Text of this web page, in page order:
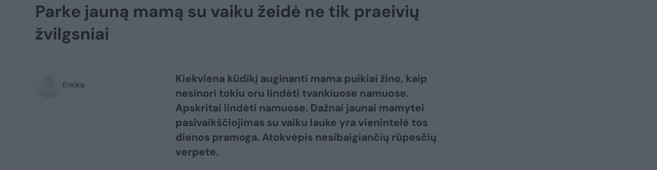
Parke jauną mamą su vaiku žeidė ne tik praeivių
žvilgsniai
Enrika
Kiekviena kūdikį auginanti mama puikiai žino, kaip
nesinori tokiu oru lindėti tvankiuose namuose.
Apskritai lindėti namuose. Dažnai jaunai mamytei
pasivaikščiojimas su vaiku lauke yra vienintelė tos
dienos pramoga. Atokvėpis nesibaigiančių rūpesčių
verpete.